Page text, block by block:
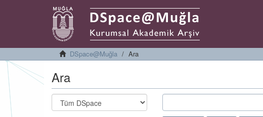
DSpace@Muğla Ara
Ara